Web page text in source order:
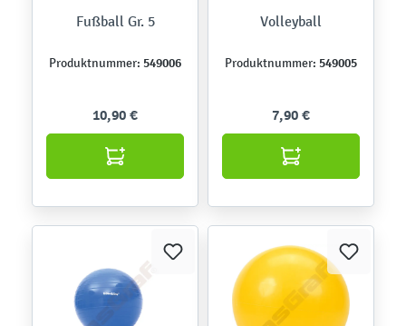
Fußball Gr. 5
Produktnummer: 549006
10,90 €
Volleyball
Produktnummer: 549005
7,90 €